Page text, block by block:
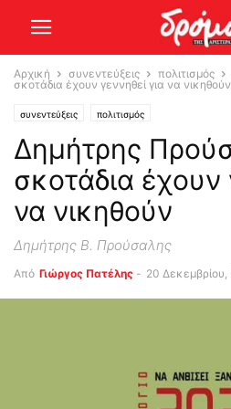
Αρχική συνεντεύξεις πολιτισμός
σκοτάδια έχουν γεννηθεί για να νικηθούν
συνεντεύξεις πολιτισμός
Δημήτρης
σκοτάδια έχουν
να νικηθούν
Δημήτρης Β. Προύσαλης
Από Γιώργος Πατέλης - 20 Δεκεμβρίου,